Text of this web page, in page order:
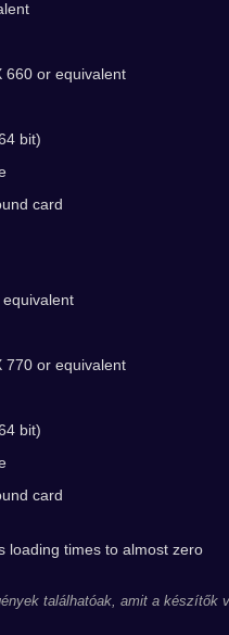
660 or equivalent
bit)
card
770 or equivalent
bit)
card
loading times to almost zero
találhatóak, amit a készítők